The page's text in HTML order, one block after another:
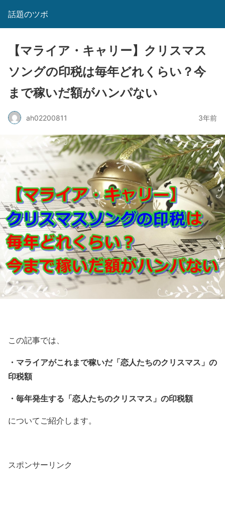
話題のツボ
【マライア・キャリー】クリスマス
ソングの印税は毎年どれくらい？今
まで稼いだ額がハンパない
ah02200811 3年前
この記事では、
・マライアがこれまで稼いだ「恋人たちのクリスマス」の
印税額
・毎年発生する「恋人たちのクリスマス」の印税額
についてご紹介します。
スポンサーリンク